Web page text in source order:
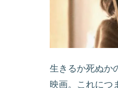
生きるか死ぬか
映画。これにつ